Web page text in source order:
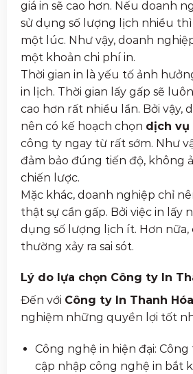
giá in sẽ cao hơn. Nếu doanh
sử dụng số lượng lịch nhiều
một lúc. Như vậy, doanh
một khoản chi phí in.
Thời gian in là yếu tố ảnh
in lịch. Thời gian lấy gấp sẽ
cao hơn rất nhiều lần. Bởi vậy,
nên có kế hoạch chọn dịch vụ
công ty ngay từ rất sớm. Như
đảm bảo đúng tiến độ, không
chiến lược.
Mặc khác, doanh nghiệp chỉ
thật sự cần gấp. Bởi việc in lấy
dụng số lượng lịch ít. Hơn
thường xảy ra sai sót.
Lý do lựa chọn Công ty In
Đến với Công ty In Thanh Hóa
nghiệm những quyền lợi tốt
Công nghệ in hiện đại:
cập nhập công nghệ in bắt